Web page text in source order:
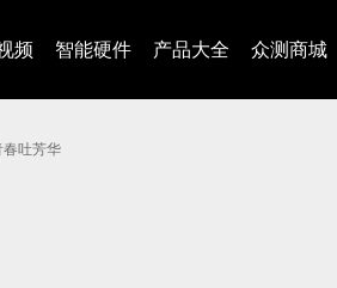
频 智能硬件 产品大全 众测商城